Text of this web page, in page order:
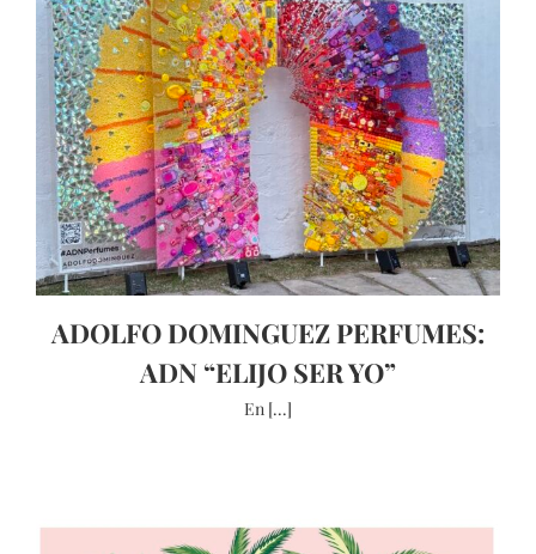
ADOLFO DOMINGUEZ PERFUMES:
ADN “ELIJO SER YO”
En [...]